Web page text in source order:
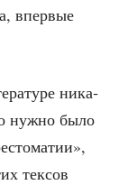
впер­вые
ника­
нуж­но было
тек­сов